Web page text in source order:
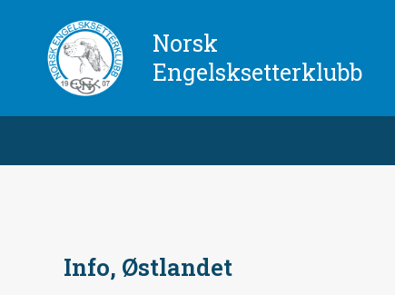
Norsk
Engelsksetterklubb
Info, Østlandet